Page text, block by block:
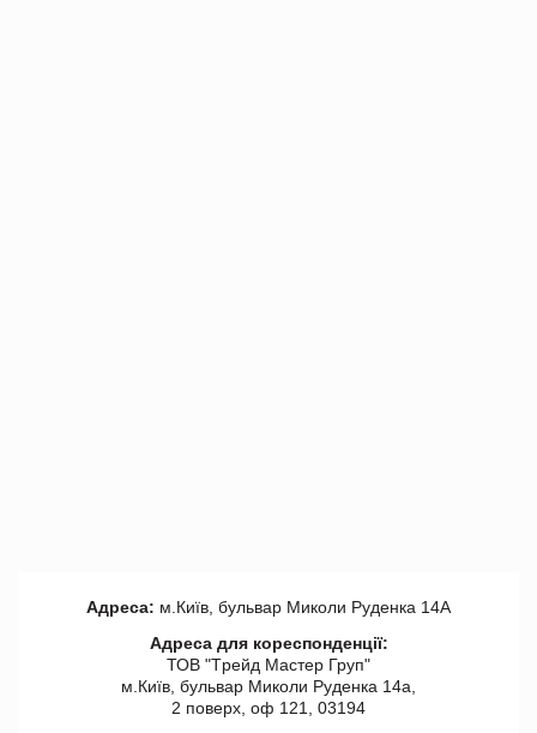
Адреса: м.Київ, бульвар Миколи Руденка 14А
Адреса для кореспонденції:
ТОВ "Tрейд Мастер Груп"
м.Київ, бульвар Миколи Руденка 14а,
2 поверх, оф 121, 03194